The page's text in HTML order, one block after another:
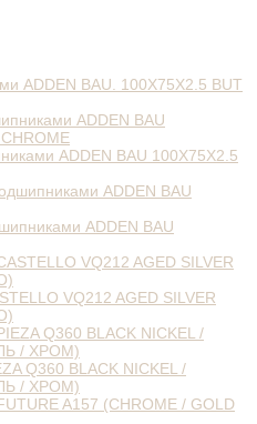
ADDEN BAU. 100X75X2.5 BUT
ADDEN BAU 100X75X2.5
ADDEN BAU
VQ212 AGED SILVER
Q360 BLACK NICKEL /
/ ХРОМ)